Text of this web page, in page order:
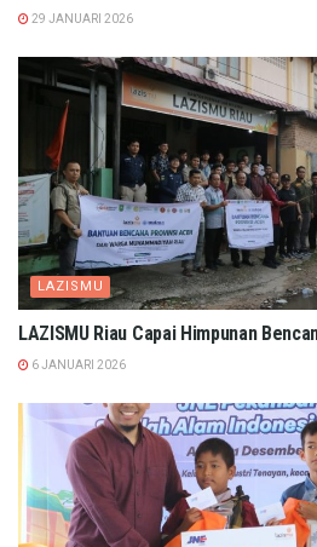
29 JANUARI 2026
LAZISMU
LAZISMU Riau Capai Himpunan
6 JANUARI 2026